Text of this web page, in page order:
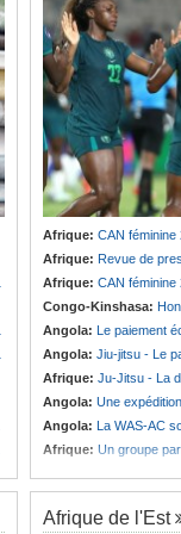
Afrique: CAN féminine
Afrique: Revue de
Afrique: CAN féminine
Congo-Kinshasa: Hon
Angola: Le paiement
Angola: Jiu-jitsu - Le
Afrique: Ju-Jitsu - La
Angola: Une
Angola: La WAS-AC
Afrique: Un groupe
Afrique de l'Est